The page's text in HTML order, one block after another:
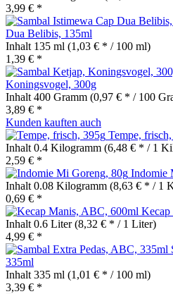
3,99 € *
Dua Belibis, 135ml
Inhalt 135 ml (1,03 € * / 100 ml)
1,39 € *
Koningsvogel, 300g
Inhalt 400 Gramm (0,97 € * / 100
3,89 € *
Kunden kauften auch
Tempe,
Inhalt 0.4 Kilogramm (6,48 € * / 1
2,59 € *
Indomie
Inhalt 0.08 Kilogramm (8,63 € * / 1
0,69 € *
Inhalt 0.6 Liter(8,32 € * / 1 Liter)
4,99 € *
335ml
Inhalt 335 ml (1,01 € * / 100 ml)
3,39 € *